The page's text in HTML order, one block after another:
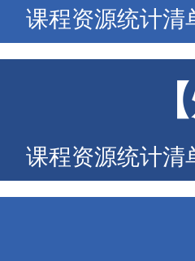
课程资源统计清
课程资源统计清